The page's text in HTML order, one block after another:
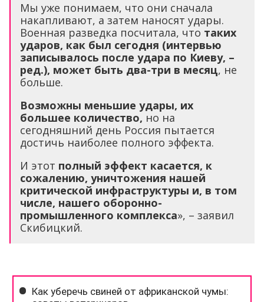
Мы уже понимаем, что они сначала
накапливают, а затем наносят удары.
Военная разведка посчитала, что таких
ударов, как был сегодня (интервью
записывалось после удара по Киеву, –
ред.), может быть два-три в месяц, не
больше.
Возможны меньшие удары, их
большее количество, но на
сегодняшний день Россия пытается
достичь наиболее полного эффекта.
И этот полный эффект касается, к
сожалению, уничтожения нашей
критической инфраструктуры и, в том
числе, нашего оборонно-
промышленного комплекса», – заявил
Скибицкий.